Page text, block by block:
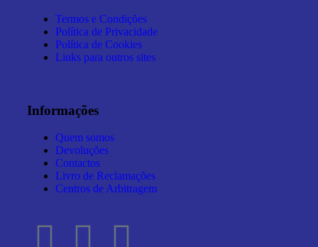
Termos e Condições
Política de Privacidade
Política de Cookies
Links para outros sites
Informações
Quem somos
Devoluções
Contactos
Livro de Reclamações
Centros de Arbitragem